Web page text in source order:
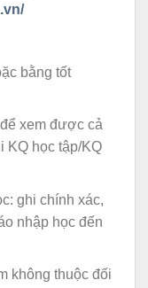
bằng tốt
xem được cả
KQ học tập/KQ
ghi chính xác,
nhập học đến
không thuộc đối